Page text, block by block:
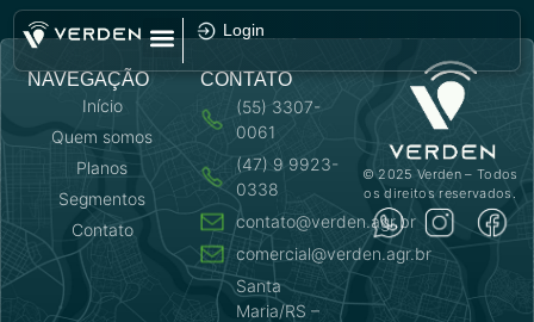
Login
© 2025 Verden – Todos
os direitos reservados.
NAVEGAÇÃO
Início
Quem somos
Planos
Segmentos
Contato
CONTATO
(55) 3307-
0061
(47) 9 9923-
0338
contato@verden.agr.br
comercial@verden.agr.br
Santa
Maria/RS –